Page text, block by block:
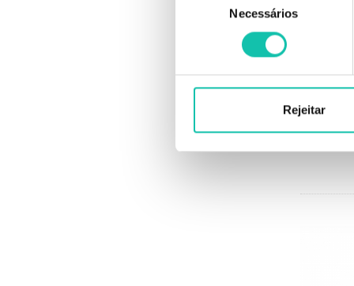
consentimento
Necessários
Rejeitar